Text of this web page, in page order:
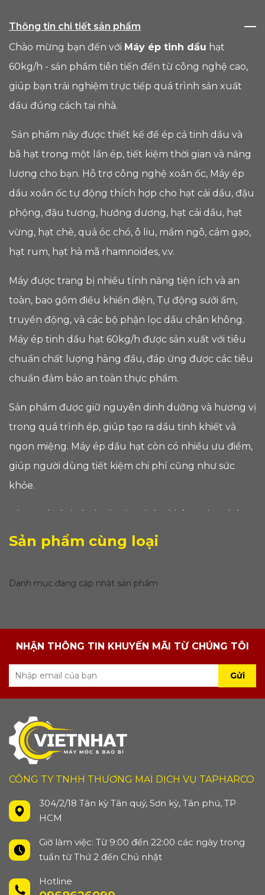
Thông tin chi tiết sản phẩm
Chào mừng bạn đến với Máy ép tinh dầu hạt
60kg/h - sản phẩm tiên tiến đến từ công nghệ cao,
giúp bạn trải nghiệm trực tiếp quá trình sản xuất
dầu đúng cách tại nhà.
Sản phẩm này được thiết kế để ép cả tinh dầu và
bã hạt trong một lần ép, tiết kiệm thời gian và năng
lượng cho bạn. Hỗ trợ công nghệ xoắn ốc, Máy ép
dầu xoắn ốc tự động thích hợp cho hạt cải dầu, đậu
phộng, đậu tương, hướng dương, hạt cải dầu, hạt
vừng, hạt chè, quả óc chó, ô liu, mầm ngô, cám gạo,
hạt rum, hạt hà mã rhamnoides, v.v.
Máy được trang bị nhiều tính năng tiện ích và an
toàn, bao gồm điều khiển điện, Tự động sưởi ấm,
truyền động, và các bộ phận lọc dầu chân không.
Máy ép tinh dầu hạt 60kg/h được sản xuất với tiêu
chuẩn chất lượng hàng đầu, đáp ứng được các tiêu
chuẩn đảm bảo an toàn thực phẩm.
Sản phẩm được giữ nguyên dinh dưỡng và hương vị
trong quá trình ép, giúp tạo ra dầu tinh khiết và
ngon miệng. Máy ép dầu hạt còn có nhiều ưu điểm,
giúp người dùng tiết kiệm chi phí cũng như sức
khỏe.
Nhờ quá trình ép lạnh, sản phẩm không chứa hóa
chất độc hại nào, người sử dụng hoàn toàn yên tâm
về chất lượng của dầu sản xuất. Đồng thời, sử dụng
nghiệm Máy ép tinh dầu hạt 60kg/h ngay hôm nay,
để chăm sóc sức khỏe và cung cấp cho gia đình bạn
dầu tinh khiết và sạch sẽ nhất!
Sản phẩm cùng loại
Danh mục đang cập nhật sản phẩm
NHẬN THÔNG TIN KHUYẾN MÃI TỪ CHÚNG TÔI
Gửi
CÔNG TY TNHH THƯƠNG MẠI DỊCH VỤ TAPHARCO
304/2/18 Tân kỳ Tân quý, Sơn kỳ, Tân phú, TP
HCM
Giờ làm việc: Từ 9:00 đến 22:00 các ngày trong
tuần từ Thứ 2 đến Chủ nhật
Hotline